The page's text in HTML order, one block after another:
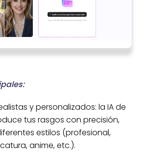
y personalizados: la IA de
tus rasgos con precisión,
estilos (profesional,
anime, etc.).